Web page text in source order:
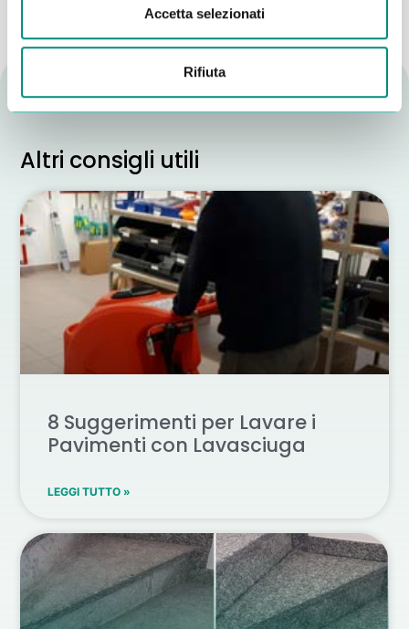
Accetta selezionati
Rifiuta
Altri consigli utili
8 Suggerimenti per Lavare i
Pavimenti con Lavasciuga
LEGGI TUTTO »